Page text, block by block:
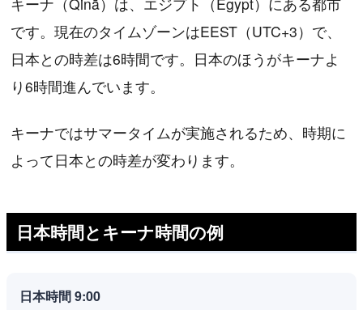
です。現在のタイムゾーンはEEST（UTC+3）で、
日本との時差は6時間です。日本のほうがキーナよ
り6時間進んでいます。
キーナではサマータイムが実施されるため、時期に
よって日本との時差が変わります。
日本時間とキーナ時間の例
日本時間 9:00